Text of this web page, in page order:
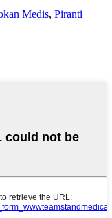
Medis, Piranti